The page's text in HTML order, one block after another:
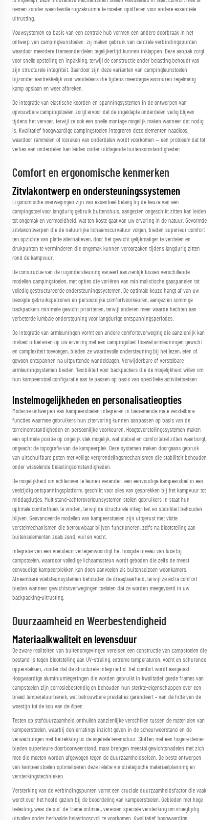
nemen zonder waardevolle rugzakruimte te moeten opofferen voor andere essentiële
uitrusting.
Vouwsystemen op basis van een centrale hub vormen een andere doorbraak in het
ontwerp van campingleunstoelen: zij maken gebruik van centrale verbindingspunten
waardoor meerdere frameonderdelen tegelijkertijd kunnen inklappen. Deze aanpak zorgt
voor snelle opstelling en inpakking, terwijl de constructie onder belasting behoudt van
zijn structurele integriteit. Daardoor zijn deze varianten van campingleunstoelen
bijzonder aantrekkelijk voor wandelaars die tijdens meerdagse avonturen regelmatig
kamp opslaan en weer afbreken.
De integratie van elastische koorden en spanningsystemen in de ontwerpen van
opvouwbare campingstoelen zorgt ervoor dat de ingeklapte onderdelen veilig blijven
tijdens het vervoer, terwijl ze ook een snelle montage mogelijk maken wanneer dat nodig
is. Kwalitatief hoogwaardige campingstoelen integreren deze elementen naadloos,
waardoor rammelen of losraken van onderdelen wordt voorkomen — een probleem dat tot
verlies van onderdelen kan leiden onder uitdagende buitensomstandigheden.
Comfort en ergonomische kenmerken
Zitvlakontwerp en ondersteuningssystemen
Ergonomische overwegingen zijn van essentieel belang bij de keuze van een
campingstoel voor langdurig gebruik buitenshuis, aangezien ongeschikt zitten kan leiden
tot ongemak en vermoeidheid, wat ten koste gaat van uw ervaring in de natuur. Gevormde
zitvlakontwerpen die de natuurlijke lichaamscurvatuur volgen, bieden superieur comfort
ten opzichte van platte alternatieven, door het gewicht gelijkmatiger te verdelen en
drukpunten te verminderen die ongemak kunnen veroorzaken tijdens langdurig zitten
rond de kampvuur.
De constructie van de rugondersteuning varieert aanzienlijk tussen verschillende
modellen campingstoelen, met opties die variëren van minimalistische gaaspanelen tot
volledig gestructureerde ondersteuningssystemen. De optimale keuze hangt af van uw
beoogde gebruikspatronen en persoonlijke comfortvoorkeuren, aangezien sommige
backpackers minimale gewicht prioriteren, terwijl anderen meer waarde hechten aan
verbeterde lumbale ondersteuning voor langdurige ontspanningsperiodes.
De integratie van armleuningen vormt een andere comfortoverweging die aanzienlijk kan
invloed uitoefenen op uw ervaring met een campingstoel. Hoewel armleuningen gewicht
en complexiteit toevoegen, bieden ze waardevolle ondersteuning bij het lezen, eten of
gewoon ontspannen na uitputtende wandeldagen. Verwijderbare of verstelbare
armleuningsystemen bieden flexibiliteit voor backpackers die de mogelijkheid willen om
hun kampeerstoel configuratie aan te passen op basis van specifieke activiteitseisen.
Instelmogelijkheden en personalisatieopties
Moderne ontwerpen van kampeerstoelen integreren in toenemende mate verstelbare
functies waarmee gebruikers hun zitervaring kunnen aanpassen op basis van de
terreinomstandigheden en persoonlijke voorkeuren. Hoogteverstellingssystemen maken
een optimale positie op ongelijk vlak mogelijk, wat stabiel en comfortabel zitten waarborgt,
ongeacht de topografie van de kampeerplek. Deze systemen maken doorgaans gebruik
van uitschuifbare poten met veilige vergrendelingsmechanismen die stabiliteit behouden
onder wisselende belastingsomstandigheden.
De mogelijkheid om achterover te leunen verandert een eenvoudige kampeerstoel in een
veelzijdig ontspanningsplatform, geschikt voor alles van gesprekken bij het kampvuur tot
middagdutjes. Multistand-achteroverleunsystemen stellen gebruikers in staat hun
optimale comforthoek te vinden, terwijl de structurele integriteit en stabiliteit behouden
blijven. Geavanceerde modellen van kampeerstoelen zijn uitgerust met vlotte
verstelmechanismen die betrouwbaar blijven functioneren, zelfs na blootstelling aan
buitenselementen zoals zand, vuil en vocht.
Integratie van een voetsteun vertegenwoordigt het hoogste niveau van luxe bij
campstoelen, waardoor volledige lichaamssteun wordt geboden die zelfs de meest
eenvoudige kampeerplekken kan doen aanvoelen als buitenseizoen woonkamers.
Afneembare voetsteunsystemen behouden de draagbaarheid, terwijl ze extra comfort
bieden wanneer gewichtsoverwegingen toelaten dat ze worden meegevoerd in uw
backpacking-uitrusting.
Duurzaamheid en Weerbestendigheid
Materiaalkwaliteit en levensduur
De zware realiteiten van buitenomgevingen vereisen een constructie van campstoelen die
bestand is tegen blootstelling aan UV-straling, extreme temperaturen, vocht en schurende
oppervlakken, zonder dat de structurele integriteit of het comfort wordt aangetast.
Hoogwaardige aluminiumlegeringen die worden gebruikt in kwalitatief goede frames van
campstoelen zijn corrosiebestendig en behouden hun sterkte-eigenschappen over een
breed temperatuurbereik, wat betrouwbare prestaties garandeert – van de hitte van de
woestijn tot de kou van de Alpen.
Testen op stofduurzaamheid onthullen aanzienlijke verschillen tussen de materialen van
kampeerstoelen, waarbij denierratings inzicht geven in de scheurweerstand en de
verwachtingen met betrekking tot de algehele levensduur. Stoffen met een hogere denier
bieden superieure doorboorweerstand, maar brengen meestal gewichtsnadelen met zich
mee die moeten worden afgewogen tegen de duurzaamheidseisen. De beste ontwerpen
van kampeerstoelen optimaliseren deze relatie via strategische materiaalplanning en
versterkingstechnieken.
Versterking van de verbindingspunten vormt een cruciale duurzaamheidsfactor die vaak
wordt over het hoofd gezien bij de beoordeling van kampeerstoelen. Gebieden met hoge
belasting, waar de stof de frame ontmoet, vereisen speciale versterking om vroegtijdig